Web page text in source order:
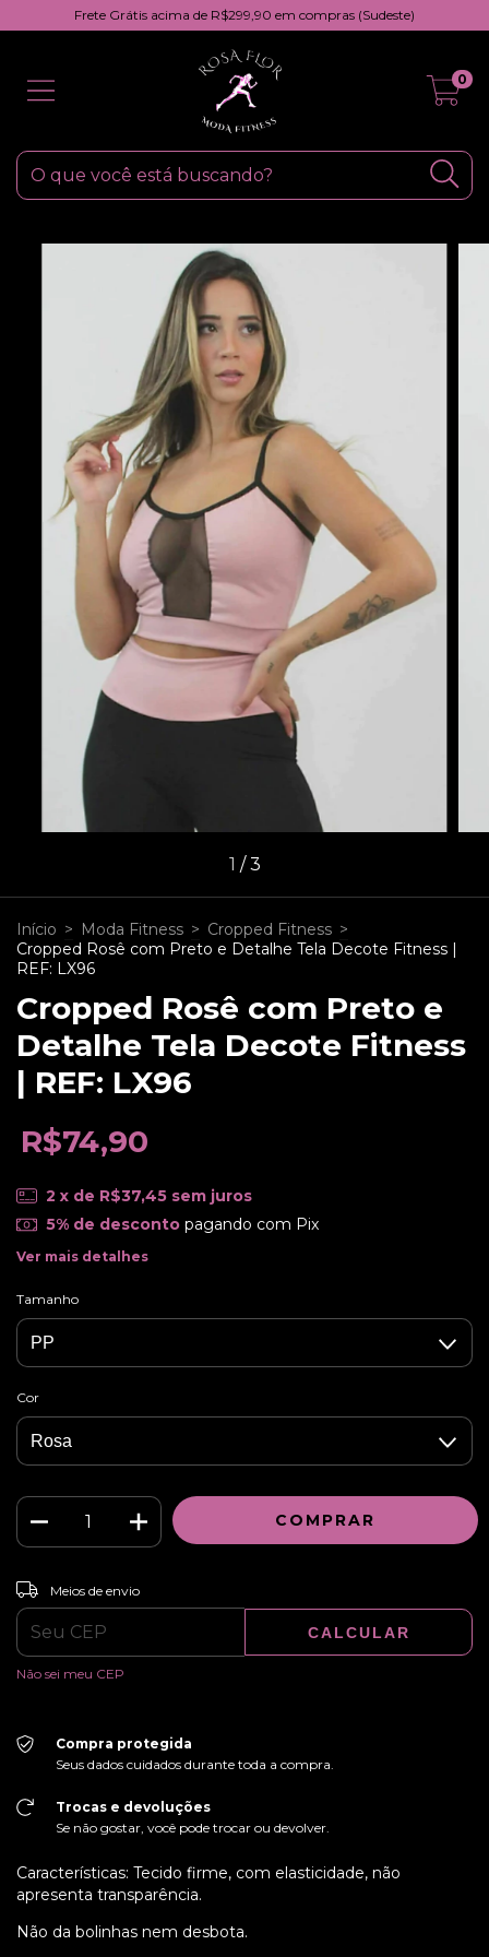
Frete Grátis acima de R$299,90 em compras (Sudeste)
0
1 /3
Início > Moda Fitness > Cropped Fitness >
Cropped Rosê com Preto e Detalhe Tela Decote Fitness |
REF: LX96
Cropped Rosê com Preto e
Detalhe Tela Decote Fitness
| REF: LX96
R$74,90
2 x de R$37,45 sem juros
5% de descontopagando com Pix
Ver mais detalhes
Tamanho
Cor
Entregas para o CEP:
Meios de envio
CALCULAR
Não sei meu CEP
Compra protegida
Seus dados cuidados durante toda a compra.
Trocas e devoluções
Se não gostar, você pode trocar ou devolver.
Características: Tecido firme, com elasticidade, não
apresenta transparência.
Não da bolinhas nem desbota.